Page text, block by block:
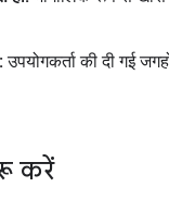
उपयोगकर्ता की दी गई
करें